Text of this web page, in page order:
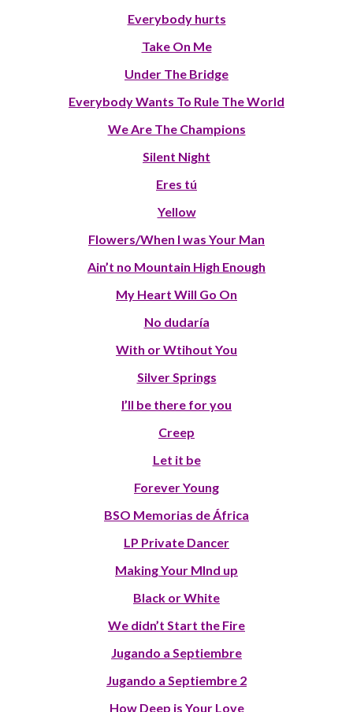
Everybody hurts
Take On Me
Under The Bridge
Everybody Wants To Rule The World
We Are The Champions
Silent Night
Eres tú
Yellow
Flowers/When I was Your Man
Ain’t no Mountain High Enough
My Heart Will Go On
No dudaría
With or Wtihout You
Silver Springs
I’ll be there for you
Creep
Let it be
Forever Young
BSO Memorias de África
LP Private Dancer
Making Your MInd up
Black or White
We didn’t Start the Fire
Jugando a Septiembre
Jugando a Septiembre 2
How Deep is Your Love